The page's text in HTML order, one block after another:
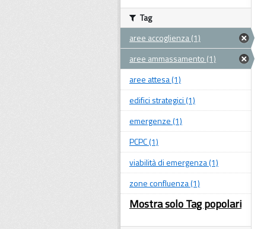
Tag
aree accoglienza (1)
aree ammassamento (1)
aree attesa (1)
edifici strategici (1)
emergenze (1)
PCPC (1)
viabilità di emergenza (1)
zone confluenza (1)
Mostra solo Tag popolari